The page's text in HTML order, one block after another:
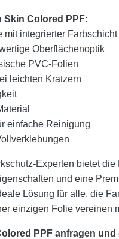
Skin Colored PPF:
mit integrierter Farbschicht
Oberflächenoptik
PVC-Folien
leichten Kratzern
einfache Reinigung
Experten bietet
und eine
Lösung für alle, die
einzigen Folie vereinen
PPF anfragen